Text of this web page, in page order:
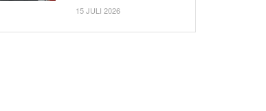
15 JULI 2026